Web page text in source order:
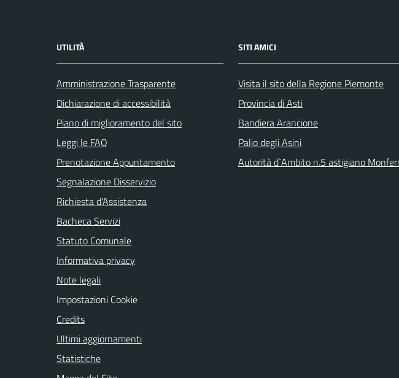
UTILITÀ
Amministrazione Trasparente
Dichiarazione di accessibilità
Piano di miglioramento del sito
Leggi le FAQ
Prenotazione Appuntamento
Segnalazione Disservizio
Richiesta d'Assistenza
Bacheca Servizi
Statuto Comunale
Informativa privacy
Note legali
Impostazioni Cookie
Credits
Ultimi aggiornamenti
Statistiche
SITI AMICI
Visita il sito della Regione Piemonte
Provincia di Asti
Bandiera Arancione
Palio degli Asini
Autorità d`Ambito n.5 astigiano